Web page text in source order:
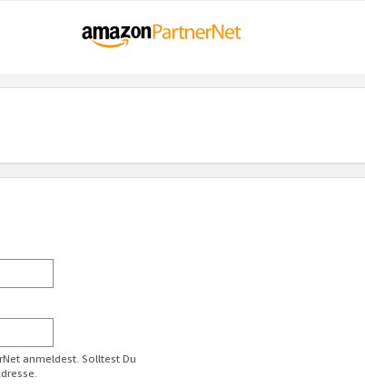
anmeldest. Solltest Du